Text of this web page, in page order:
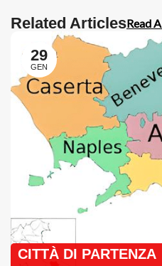
Related ArticlesRead
29
GEN
CITTÀ DI PARTENZA